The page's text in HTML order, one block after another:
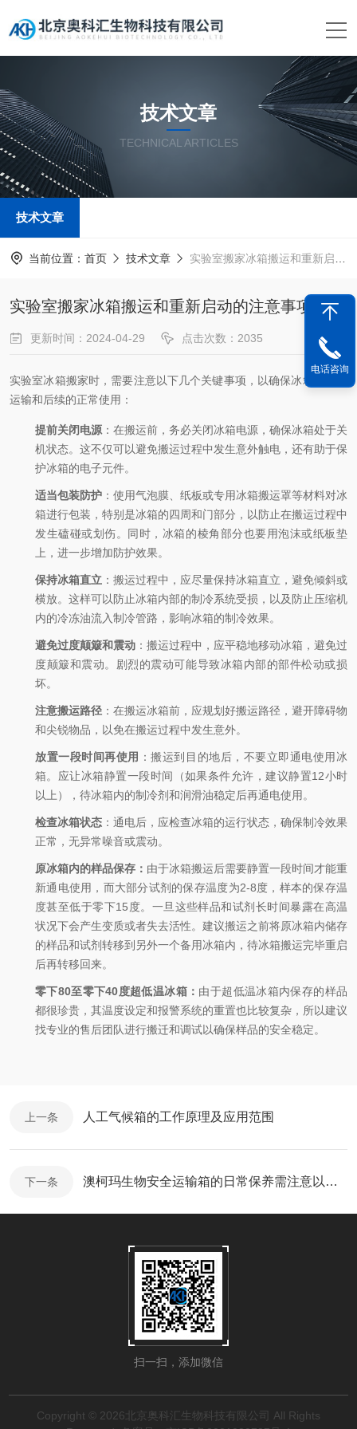
技术文章
TECHNICAL ARTICLES
技术文章
当前位置： 首页 技术文章 实验室搬家冰箱搬运和重新启动的注意事项
实验室搬家冰箱搬运和重新启动的注意事项
更新时间：2024-04-29 点击次数：2035
实验室冰箱搬家时，需要注意以下几个关键事项，以确保冰箱的安全
运输和后续的正常使用：
提前关闭电源 ：在搬运前，务必关闭冰箱电源，确保冰箱处于关
机状态。这不仅可以避免搬运过程中发生意外触电，还有助于保
护冰箱的电子元件。
适当包装防护 ：使用气泡膜、纸板或专用冰箱搬运罩等材料对冰
箱进行包装，特别是冰箱的四周和门部分，以防止在搬运过程中
发生磕碰或划伤。同时，冰箱的棱角部分也要用泡沫或纸板垫
上，进一步增加防护效果。
保持冰箱直立 ：搬运过程中，应尽量保持冰箱直立，避免倾斜或
横放。这样可以防止冰箱内部的制冷系统受损，以及防止压缩机
内的冷冻油流入制冷管路，影响冰箱的制冷效果。
避免过度颠簸和震动 ：搬运过程中，应平稳地移动冰箱，避免过
度颠簸和震动。剧烈的震动可能导致冰箱内部的部件松动或损
坏。
注意搬运路径 ：在搬运冰箱前，应规划好搬运路径，避开障碍物
和尖锐物品，以免在搬运过程中发生意外。
放置一段时间再使用 ：搬运到目的地后，不要立即通电使用冰
箱。应让冰箱静置一段时间（如果条件允许，建议静置12小时
以上），待冰箱内的制冷剂和润滑油稳定后再通电使用。
检查冰箱状态 ：通电后，应检查冰箱的运行状态，确保制冷效果
正常，无异常噪音或震动。
原冰箱内的样品保存： 由于冰箱搬运后需要静置一段时间才能重
新通电使用，而大部分试剂的保存温度为2-8度，样本的保存温
度甚至低于零下15度。一旦这些样品和试剂长时间暴露在高温
状况下会产生变质或者失去活性。建议搬运之前将原冰箱内储存
的样品和试剂转移到另外一个备用冰箱内，待冰箱搬运完毕重启
后再转移回来。
零下80至零下40度超低温冰箱： 由于超低温冰箱内保存的样品
都很珍贵，其温度设定和报警系统的重置也比较复杂，所以建议
找专业的售后团队进行搬迁和调试以确保样品的安全稳定。
上一条 人工气候箱的工作原理及应用范围
下一条 澳柯玛生物安全运输箱的日常保养需注意以下要领！
扫一扫，添加微信
Copyright © 2026北京奥科汇生物科技有限公司 All Rights
电话咨询